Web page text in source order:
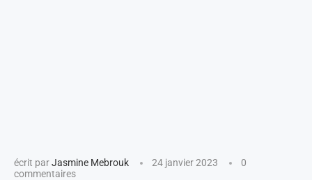
écrit parJasmine Mebrouk 24 janvier 2023
0
commentaires